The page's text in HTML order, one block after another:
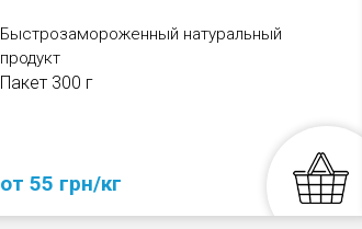
Быстрозамороженный натуральный
продукт
Пакет 300 г
от 55 грн/кг